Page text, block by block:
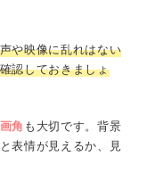
や映像に乱れはない
認しておきましょ
角 も大切です。背景
表情が見えるか、見